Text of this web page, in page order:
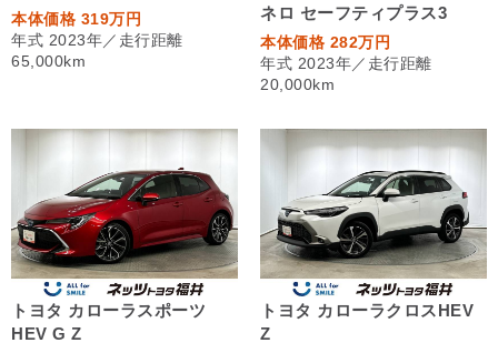
本体価格 319万円
年式 2023年／走行距離
65,000km
ネロ セーフティプラス3
本体価格 282万円
年式 2023年／走行距離
20,000km
トヨタ カローラスポーツ
HEV G Z
トヨタ カローラクロスHEV
Z